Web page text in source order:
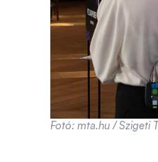
Fotó: mta.hu / Szigeti